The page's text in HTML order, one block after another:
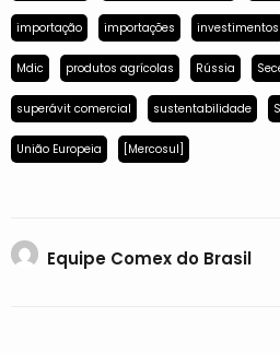
importação importações investimentos
Mdic produtos agrícolas Rússia
superávit comercial sustentabilidade
União Europeia [Mercosul]
Equipe Comex do Brasil